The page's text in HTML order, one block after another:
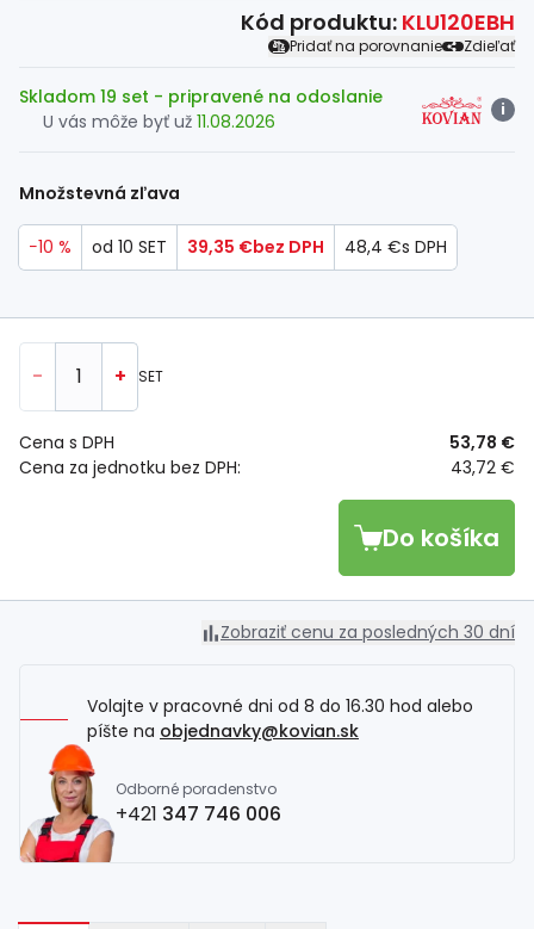
Kód produktu: KLU120EBH
Pridať na porovnanie Zdieľať
Skladom 19 set - pripravené na odoslanie
U vás môže byť už 11.08.2026
i
Množstevná zľava
−10 % od 10 SET 39,35 €bez DPH 48,4 €s DPH
- + SET
Cena za jednotku bez DPH: 43,72 €
Cena s DPH 53,78 €
Do košíka
Zobraziť cenu za posledných 30 dní
Volajte v pracovné dni od 8 do 16.30 hod alebo
píšte na objednavky@kovian.sk
Odborné poradenstvo
+421 347 746 006